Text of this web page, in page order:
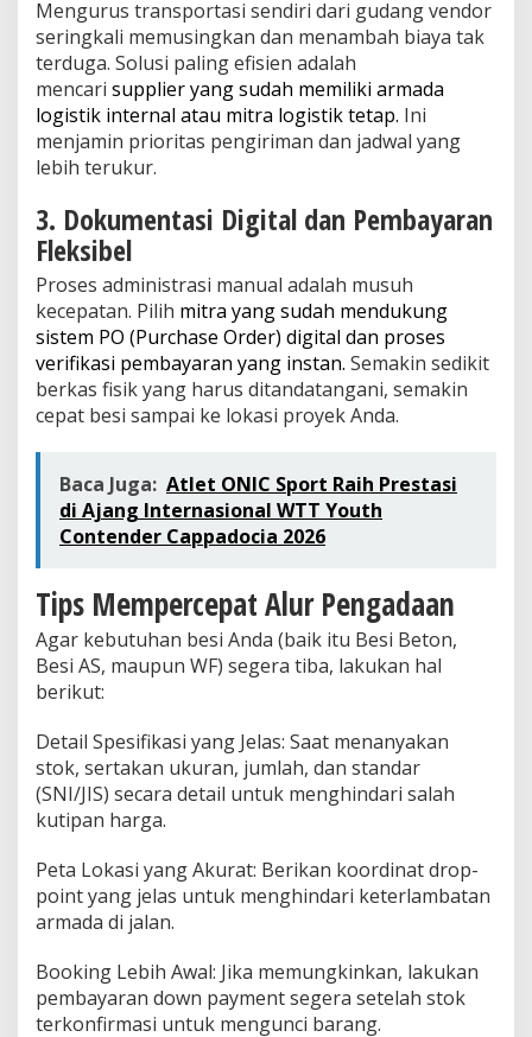
Mengurus transportasi sendiri dari gudang vendor
seringkali memusingkan dan menambah biaya tak
terduga. Solusi paling efisien adalah
mencari supplier yang sudah memiliki armada
logistik internal atau mitra logistik tetap. Ini
menjamin prioritas pengiriman dan jadwal yang
lebih terukur.
3. Dokumentasi Digital dan Pembayaran
Fleksibel
Proses administrasi manual adalah musuh
kecepatan. Pilih mitra yang sudah mendukung
sistem PO (Purchase Order) digital dan proses
verifikasi pembayaran yang instan. Semakin sedikit
berkas fisik yang harus ditandatangani, semakin
cepat besi sampai ke lokasi proyek Anda.
Baca Juga: Atlet ONIC Sport Raih Prestasi
di Ajang Internasional WTT Youth
Contender Cappadocia 2026
Tips Mempercepat Alur Pengadaan
Agar kebutuhan besi Anda (baik itu Besi Beton,
Besi AS, maupun WF) segera tiba, lakukan hal
berikut:
Detail Spesifikasi yang Jelas: Saat menanyakan
stok, sertakan ukuran, jumlah, dan standar
(SNI/JIS) secara detail untuk menghindari salah
kutipan harga.
Peta Lokasi yang Akurat: Berikan koordinat drop-
point yang jelas untuk menghindari keterlambatan
armada di jalan.
Booking Lebih Awal: Jika memungkinkan, lakukan
pembayaran down payment segera setelah stok
terkonfirmasi untuk mengunci barang.